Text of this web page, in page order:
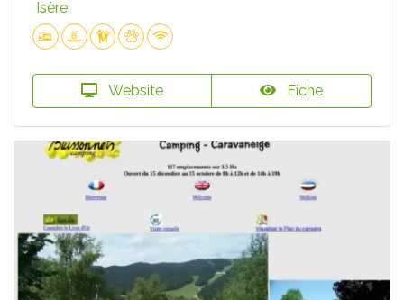
Isère
Website Fiche